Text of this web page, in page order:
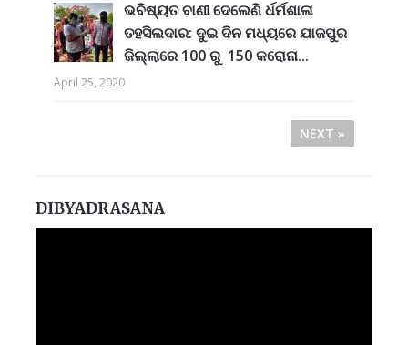
ଭବିଷ୍ୟତ ବାଣୀ ଦେଲେଣି ର୍ଧର୍ମଶାଳା
ତହସିଲଦାର: ଦୁଇ ଦିନ ମଧ୍ୟରେ ଯାଜପୁର
ଜିଲ୍ଲାରେ 100 ରୁ 150 କରୋନା...
April 25, 2020
NEXT »
DIBYADRASANA